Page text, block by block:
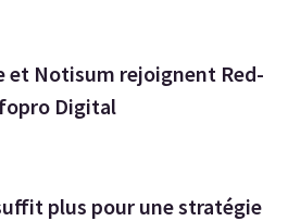
et Notisum rejoignent Red-
Digital
plus pour une stratégie